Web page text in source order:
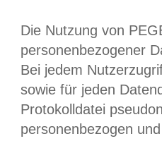
Die Nutzung von
personenbezogener
Bei jedem
sowie für jeden
Protokolldatei
personenbezogen